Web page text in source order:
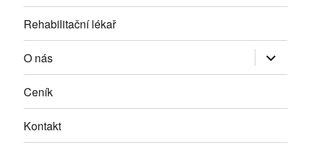
Rehabilitační lékař
O nás Zobrazit
položky
Ceník
Kontakt